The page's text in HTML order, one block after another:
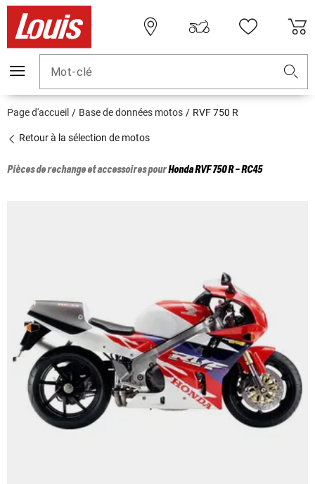
Mot-clé
Page d'accueil Base de données motos RVF 750 R
Retour à la sélection de motos
Pièces de rechange et accessoires pourHondaRVF 750 R - RC45